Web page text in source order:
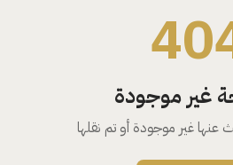
غير موجودة
عنها غير موجودة أو تم نقلها